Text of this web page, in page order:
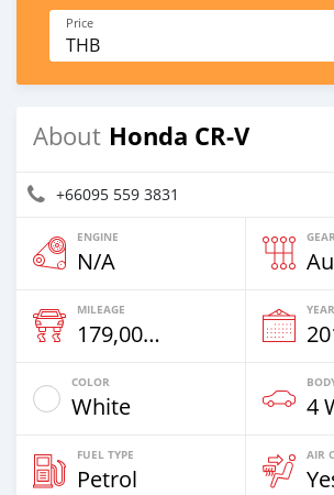
Price
THB
About Honda CR-V
+66095 559 3831
ENGINE
N/A
MILEAGE
179,000 Km
YEAR
COLOR
White
FUEL TYPE
Petrol
AIR